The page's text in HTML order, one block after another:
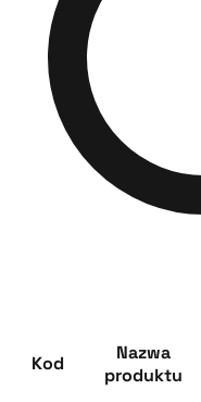
Kod
Nazwa
produktu